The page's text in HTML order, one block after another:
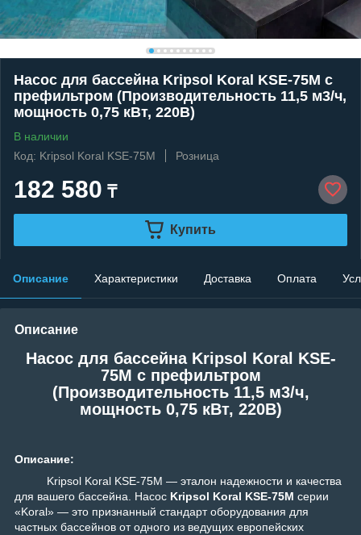
Насос для бассейна Kripsol Koral KSE-75M c
префильтром (Производительность 11,5 м3/ч,
мощность 0,75 кВт, 220В)
В наличии
Код: Kripsol Koral KSE-75M
Розница
182 580 ₸
Купить
Описание Характеристики Доставка Оплата
Описание
Насос для бассейна Kripsol Koral KSE-
75M c префильтром
(Производительность 11,5 м3/ч,
мощность 0,75 кВт, 220В)
Описание:
Kripsol Koral KSE-75M — эталон надежности и качества
для вашего бассейна. Насос Kripsol Koral KSE-75M серии
«Koral» — это признанный стандарт оборудования для
частных бассейнов от одного из ведущих европейских